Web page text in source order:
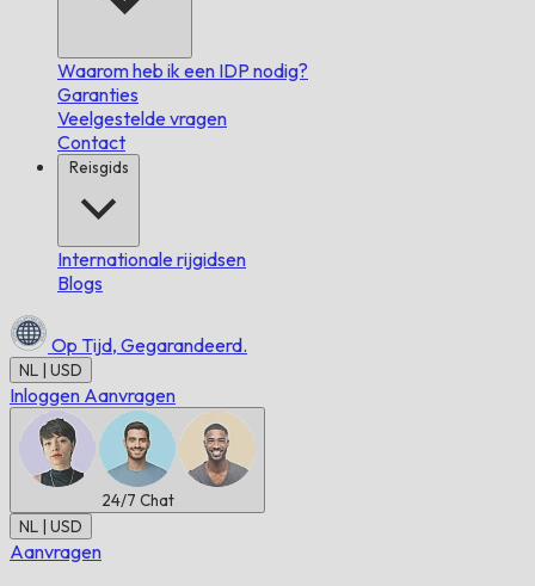
Waarom heb ik een IDP nodig?
Garanties
Veelgestelde vragen
Contact
Reisgids
Internationale rijgidsen
Blogs
Op Tijd, Gegarandeerd.
NL | USD
Inloggen Aanvragen
24/7 Chat
NL | USD
Aanvragen